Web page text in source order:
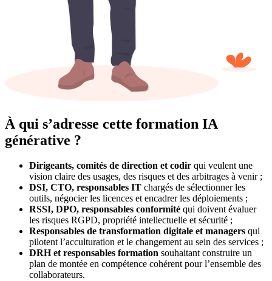
À qui s’adresse cette formation IA
générative ?
Dirigeants, comités de direction et codir qui veulent une
vision claire des usages, des risques et des arbitrages à venir ;
DSI, CTO, responsables IT chargés de sélectionner les
outils, négocier les licences et encadrer les déploiements ;
RSSI, DPO, responsables conformité qui doivent évaluer
les risques RGPD, propriété intellectuelle et sécurité ;
Responsables de transformation digitale et managers qui
pilotent l’acculturation et le changement au sein des services ;
DRH et responsables formation souhaitant construire un
plan de montée en compétence cohérent pour l’ensemble des
collaborateurs.